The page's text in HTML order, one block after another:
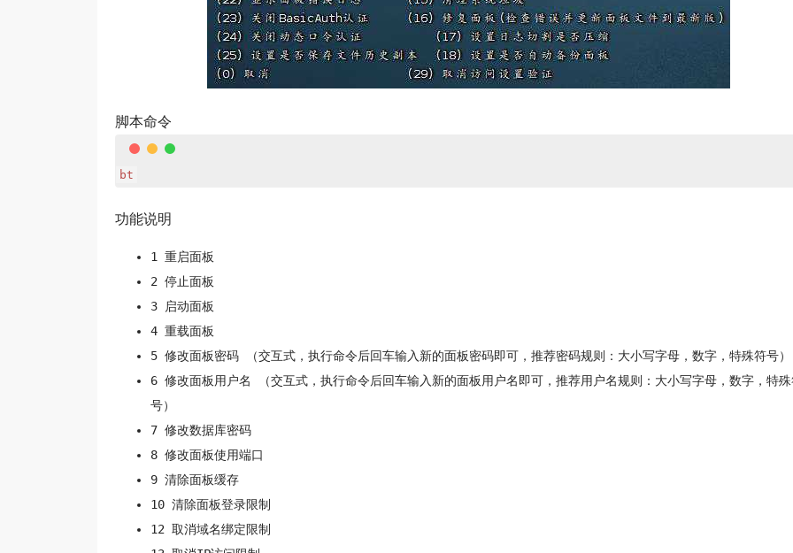
脚本命令
bt
功能说明
1 重启面板
2 停止面板
3 启动面板
4 重载面板
5 修改面板密码 （交互式，执行命令后回车输入新的面板密码即可，推荐密码规则：大小写字母，数字，特殊符号）
6 修改面板用户名 （交互式，执行命令后回车输入新的面板用户名即可，推荐用户名规则：大小写字母，数字，特殊
号）
7 修改数据库密码
8 修改面板使用端口
9 清除面板缓存
10 清除面板登录限制
12 取消域名绑定限制